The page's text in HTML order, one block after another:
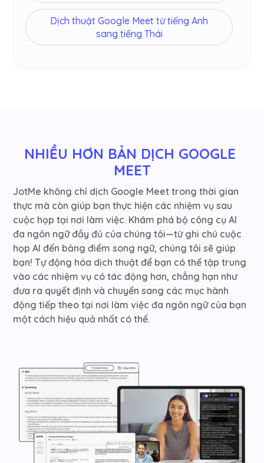
Dịch thuật Google Meet từ tiếng Anh
sang tiếng Thái
NHIỀU HƠN BẢN DỊCH GOOGLE
MEET
JotMe không chỉ dịch Google Meet trong thời gian
thực mà còn giúp bạn thực hiện các nhiệm vụ sau
cuộc họp tại nơi làm việc. Khám phá bộ công cụ AI
đa ngôn ngữ đầy đủ của chúng tôi—từ ghi chú cuộc
họp AI đến bảng điểm song ngữ, chúng tôi sẽ giúp
bạn! Tự động hóa dịch thuật để bạn có thể tập trung
vào các nhiệm vụ có tác động hơn, chẳng hạn như
đưa ra quyết định và chuyển sang các mục hành
động tiếp theo tại nơi làm việc đa ngôn ngữ của bạn
một cách hiệu quả nhất có thể.